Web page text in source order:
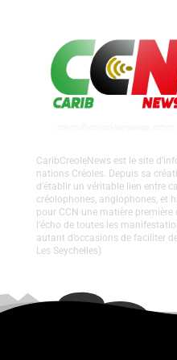
CaribCreoleNews est le site
nations Créoles. Depuis sa
d’établir un véritable lien entre
créolophones, anglophones, et
pour CCN une matière
l’écho de toutes les
autant d’occasions de faciliter
Les Seychelles)